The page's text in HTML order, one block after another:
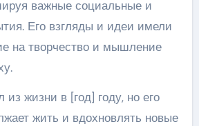
важные социальные и
Его взгляды и идеи имели
на творчество и мышление
жизни в [год] году, но его
жить и вдохновлять новые